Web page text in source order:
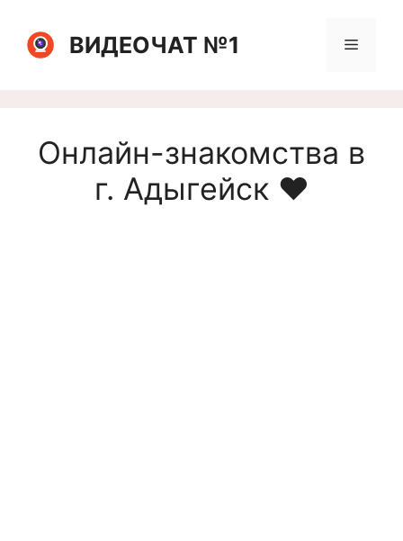
содержимомуВИДЕОЧАТ №1 Меню
Онлайн-знакомства в
г. Адыгейск ❤️